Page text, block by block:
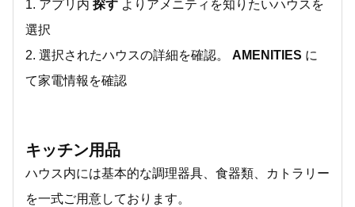
1. アプリ内 探す よりアメニティを知りたいハウスを
選択
2. 選択されたハウスの詳細を確認。 AMENITIES に
て家電情報を確認
キッチン用品
ハウス内には基本的な調理器具、食器類、カトラリー
を一式ご用意しております。